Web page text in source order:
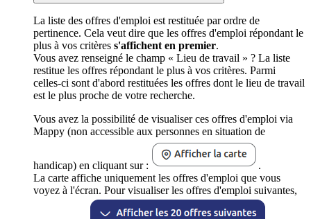
La liste des offres d'emploi est restituée par ordre de
pertinence. Cela veut dire que les offres d'emploi répondant le
plus à vos critères s'affichent en premier.
Vous avez renseigné le champ « Lieu de travail » ? La liste
restitue les offres répondant le plus à vos critères. Parmi
celles-ci sont d'abord restituées les offres dont le lieu de travail
est le plus proche de votre recherche.
Vous avez la possibilité de visualiser ces offres d'emploi via
Mappy (non accessible aux personnes en situation de
handicap) en cliquant sur :
.
La carte affiche uniquement les offres d'emploi que vous
voyez à l'écran. Pour visualiser les offres d'emploi suivantes,